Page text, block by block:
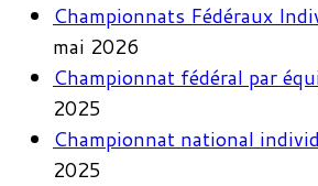
Championnats Fédéraux
mai 2026
Championnat fédéral par
2025
Championnat national
2025